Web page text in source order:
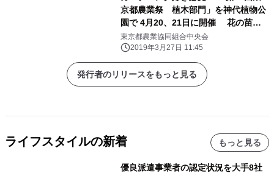
京都農業祭 植木部門」を神代植物公
園で 4月20、21日に開催 花の苗を
無料配布、園芸資材、植木・花を特別
価格で販売
東京都農業協同組合中央会
2019年3月27日 11:45
発行者のリリースをもっと見る
ライフスタイルの新着 もっと見る
優良派遣事業者の認定状況を大手8社